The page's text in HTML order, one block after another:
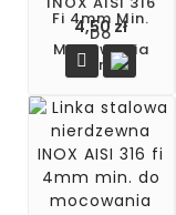
Fi 4mm Min.
Do
Mocowania
Pomp
4,50 zł
